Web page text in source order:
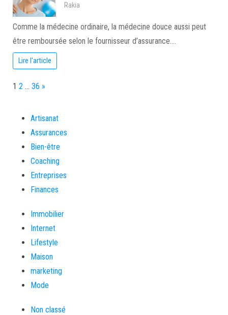
Rakia
Comme la médecine ordinaire, la médecine douce aussi peut
être remboursée selon le fournisseur d’assurance.…
Lire l'article
Page:
1 2 … 36 Next
»
Artisanat
Assurances
Bien-être
Coaching
Entreprises
Finances
Immobilier
Internet
Lifestyle
Maison
marketing
Mode
Non classé